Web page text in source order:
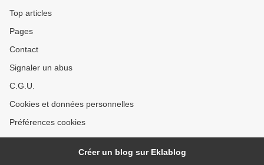
Top articles
Pages
Contact
Signaler un abus
C.G.U.
Cookies et données personnelles
Préférences cookies
Créer un blog sur Eklablog